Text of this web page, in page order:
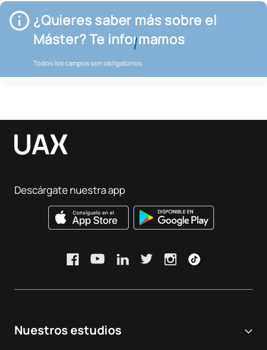
¿Quieres saber más sobre el
Máster? Te informamos
Todos los campos son obligatorios
Nuestros estudios
Descárgate nuestra app